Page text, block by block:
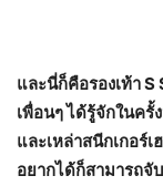
และนี่ก็คือรองเท้าS
เพื่อนๆ ได้รู้จักในค
และเหล่าสนีกเกอร์
อยากได้ก็สามารถจั